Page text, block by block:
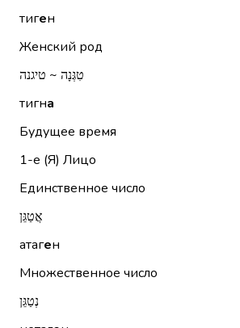
тиген
Женский род
טִגְּנָה ~ טיגנה
тигна
Будущее время
1-е (Я) Лицо
Единственное число
אֲטַגֵּן
атаген
Множественное число
נְטַגֵּן